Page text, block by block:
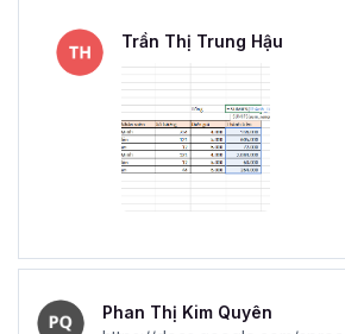
Trần Thị Trung Hậu
Phan Thị Kim Quyên